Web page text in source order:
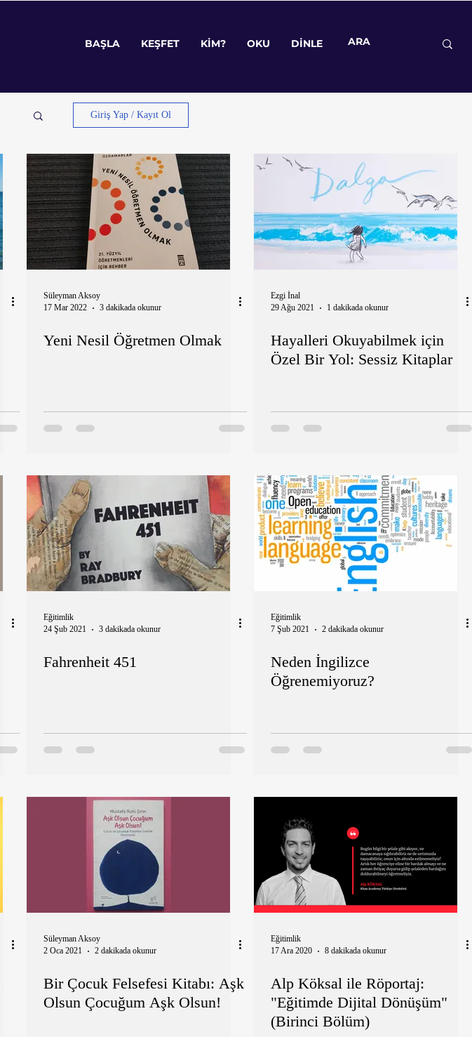
BAŞLA KEŞFET KİM? OKU DİNLE
Giriş Yap / Kayıt Ol
Süleyman Aksoy
17 Mar 2022
3 dakikada okunur
Yeni Nesil Öğretmen Olmak
Ezgi İnal
29 Ağu 2021
1 dakikada okunur
Hayalleri Okuyabilmek için
Özel Bir Yol: Sessiz Kitaplar
Eğitimlik
24 Şub 2021
3 dakikada okunur
Fahrenheit 451
Eğitimlik
7 Şub 2021
2 dakikada okunur
Neden İngilizce
Öğrenemiyoruz?
Süleyman Aksoy
2 Oca 2021
2 dakikada okunur
Bir Çocuk Felsefesi Kitabı: Aşk
Olsun Çocuğum Aşk Olsun!
Eğitimlik
17 Ara 2020
8 dakikada okunur
Alp Köksal ile Röportaj:
"Eğitimde Dijital Dönüşüm"
(Birinci Bölüm)
BAŞLA KEŞFET KİM? OKU DİNLE